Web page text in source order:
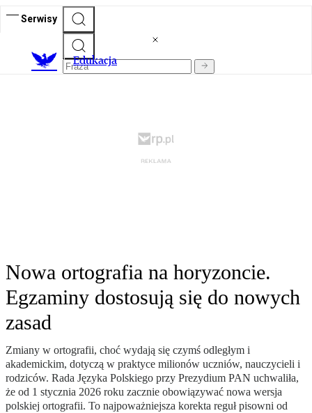
Serwisy
Edukacja
Nowa ortografia na horyzoncie.
Egzaminy dostosują się do nowych
zasad
Zmiany w ortografii, choć wydają się czymś odległym i
akademickim, dotyczą w praktyce milionów uczniów, nauczycieli i
rodziców. Rada Języka Polskiego przy Prezydium PAN uchwaliła,
że od 1 stycznia 2026 roku zacznie obowiązywać nowa wersja
polskiej ortografii. To najpoważniejsza korekta reguł pisowni od